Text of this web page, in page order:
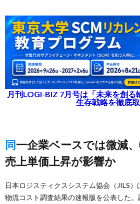
月刊LOGI-BIZ 7月号は「未来を創る
生存戦略を徹底
同一企業ベースでは微減、物価上昇などで
売上単価上昇が影響か
日本ロジスティクスシステム協会（JILS
物流コスト調査結果の速報版を公表した